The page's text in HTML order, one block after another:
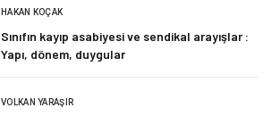
HAKAN KOÇAK
Sınıfın kayıp asabiyesi ve sendikal arayışlar :
Yapı, dönem, duygular
VOLKAN YARAŞIR